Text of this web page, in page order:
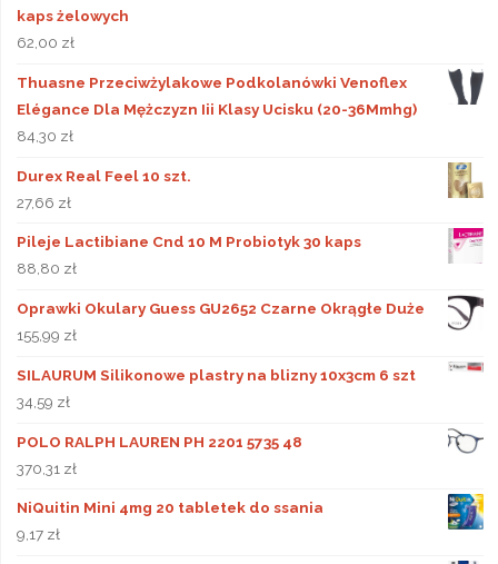
kaps żelowych
62,00 zł
Thuasne Przeciwżylakowe Podkolanówki Venoflex
Elégance Dla Mężczyzn Iii Klasy Ucisku (20-36Mmhg)
84,30 zł
Durex Real Feel 10 szt.
27,66 zł
Pileje Lactibiane Cnd 10 M Probiotyk 30 kaps
88,80 zł
Oprawki Okulary Guess GU2652 Czarne Okrągłe Duże
155,99 zł
SILAURUM Silikonowe plastry na blizny 10x3cm 6 szt
34,59 zł
POLO RALPH LAUREN PH 2201 5735 48
370,31 zł
NiQuitin Mini 4mg 20 tabletek do ssania
9,17 zł